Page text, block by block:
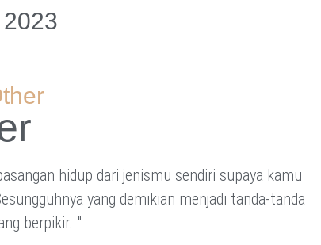
hidup dari jenismu sendiri supaya kamu
yang demikian menjadi tanda-tanda
berpikir. "